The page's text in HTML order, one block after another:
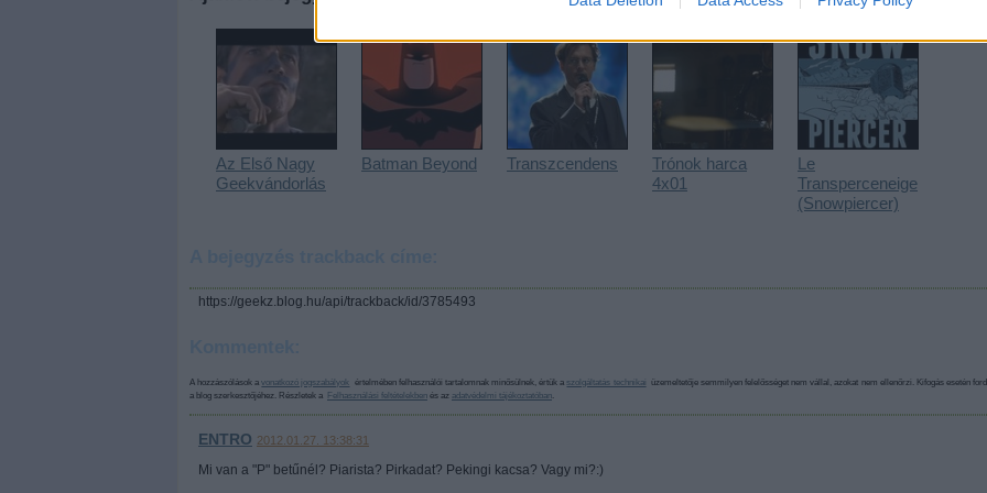
Az Első Nagy
Geekvándorlás
Batman Beyond Transzcendens
Trónok harca
4x01
Le
Transperceneige
(Snowpiercer)
https://geekz.blog.hu/api/trackback/id/3785493
A hozzászólások avonatkozó jogszabályok értelmében felhasználói tartalomnak minősülnek, értük a szolgáltatás technikai üzemeltetője semmilyen felelősséget nem vállal, azokat nem ellenőrzi. Kifogás esetén
a blog szerkesztőjéhez. Részletek a
Felhasználási feltételekben és az adatvédelmi tájékoztatóban.
ENTRO 2012.01.27. 13:38:31
Mi van a "P" betűnél? Piarista? Pirkadat? Pekingi kacsa? Vagy mi?:)